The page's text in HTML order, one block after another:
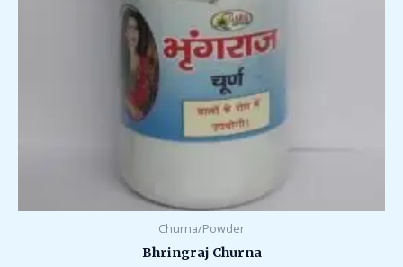
Churna/Powder
Bhringraj Churna